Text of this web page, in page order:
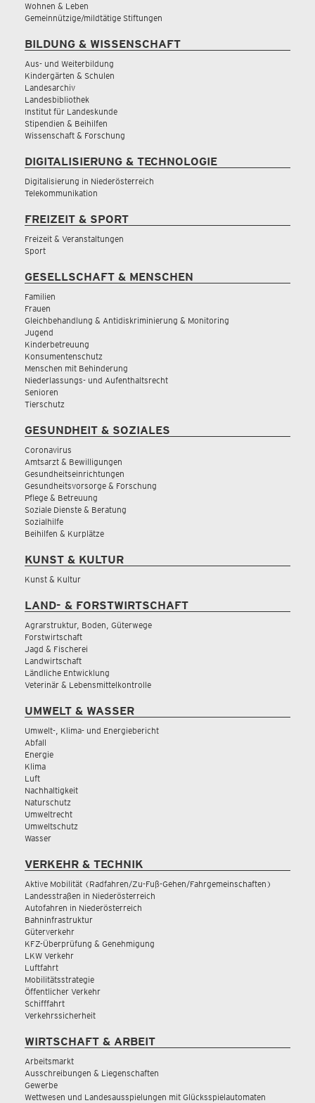
Wohnen & Leben
Gemeinnützige/mildtätige Stiftungen
BILDUNG & WISSENSCHAFT
Aus- und Weiterbildung
Kindergärten & Schulen
Landesarchiv
Landesbibliothek
Institut für Landeskunde
Stipendien & Beihilfen
Wissenschaft & Forschung
DIGITALISIERUNG & TECHNOLOGIE
Digitalisierung in Niederösterreich
Telekommunikation
FREIZEIT & SPORT
Freizeit & Veranstaltungen
Sport
GESELLSCHAFT & MENSCHEN
Familien
Frauen
Gleichbehandlung & Antidiskriminierung & Monitoring
Jugend
Kinderbetreuung
Konsumentenschutz
Menschen mit Behinderung
Niederlassungs- und Aufenthaltsrecht
Senioren
Tierschutz
GESUNDHEIT & SOZIALES
Coronavirus
Amtsarzt & Bewilligungen
Gesundheitseinrichtungen
Gesundheitsvorsorge & Forschung
Pflege & Betreuung
Soziale Dienste & Beratung
Sozialhilfe
Beihilfen & Kurplätze
KUNST & KULTUR
Kunst & Kultur
LAND- & FORSTWIRTSCHAFT
Agrarstruktur, Boden, Güterwege
Forstwirtschaft
Jagd & Fischerei
Landwirtschaft
Ländliche Entwicklung
Veterinär & Lebensmittelkontrolle
UMWELT & WASSER
Umwelt-, Klima- und Energiebericht
Abfall
Energie
Klima
Luft
Nachhaltigkeit
Naturschutz
Umweltrecht
Umweltschutz
Wasser
VERKEHR & TECHNIK
Aktive Mobilität (Radfahren/Zu-Fuß-Gehen/Fahrgemeinschaften)
Landesstraßen in Niederösterreich
Autofahren in Niederösterreich
Bahninfrastruktur
Güterverkehr
KFZ-Überprüfung & Genehmigung
LKW Verkehr
Luftfahrt
Mobilitätsstrategie
Öffentlicher Verkehr
Schifffahrt
Verkehrssicherheit
WIRTSCHAFT & ARBEIT
Arbeitsmarkt
Ausschreibungen & Liegenschaften
Gewerbe
Wettwesen und Landesausspielungen mit Glücksspielautomaten